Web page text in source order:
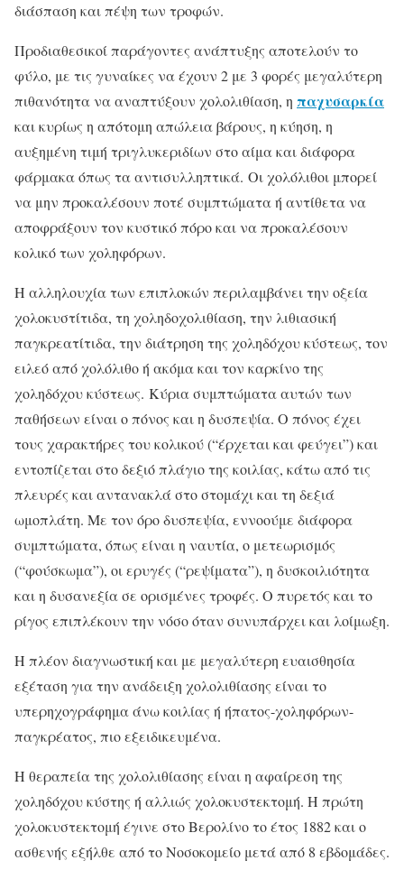
διάσπαση και πέψη των τροφών.
Προδιαθεσικοί παράγοντες ανάπτυξης αποτελούν το
φύλο, με τις γυναίκες να έχουν 2 με 3 φορές μεγαλύτερη
πιθανότητα να αναπτύξουν χολολιθίαση, η παχυσαρκία
και κυρίως η απότομη απώλεια βάρους, η κύηση, η
αυξημένη τιμή τριγλυκεριδίων στο αίμα και διάφορα
φάρμακα όπως τα αντισυλληπτικά. Οι χολόλιθοι μπορεί
να μην προκαλέσουν ποτέ συμπτώματα ή αντίθετα να
αποφράξουν τον κυστικό πόρο και να προκαλέσουν
κολικό των χοληφόρων.
Η αλληλουχία των επιπλοκών περιλαμβάνει την οξεία
χολοκυστίτιδα, τη χοληδοχολιθίαση, την λιθιασική
παγκρεατίτιδα, την διάτρηση της χοληδόχου κύστεως, τον
ειλεό από χολόλιθο ή ακόμα και τον καρκίνο της
χοληδόχου κύστεως. Κύρια συμπτώματα αυτών των
παθήσεων είναι ο πόνος και η δυσπεψία. Ο πόνος έχει
τους χαρακτήρες του κολικού (“έρχεται και φεύγει”) και
εντοπίζεται στο δεξιό πλάγιο της κοιλίας, κάτω από τις
πλευρές και αντανακλά στο στομάχι και τη δεξιά
ωμοπλάτη. Με τον όρο δυσπεψία, εννοούμε διάφορα
συμπτώματα, όπως είναι η ναυτία, ο μετεωρισμός
(“φούσκωμα”), οι ερυγές (“ρεψίματα”), η δυσκοιλιότητα
και η δυσανεξία σε ορισμένες τροφές. Ο πυρετός και το
ρίγος επιπλέκουν την νόσο όταν συνυπάρχει και λοίμωξη.
Η πλέον διαγνωστική και με μεγαλύτερη ευαισθησία
εξέταση για την ανάδειξη χολολιθίασης είναι το
υπερηχογράφημα άνω κοιλίας ή ήπατος-χοληφόρων-
παγκρέατος, πιο εξειδικευμένα.
Η θεραπεία της χολολιθίασης είναι η αφαίρεση της
χοληδόχου κύστης ή αλλιώς χολοκυστεκτομή. Η πρώτη
χολοκυστεκτομή έγινε στο Βερολίνο το έτος 1882 και ο
ασθενής εξήλθε από το Νοσοκομείο μετά από 8 εβδομάδες.